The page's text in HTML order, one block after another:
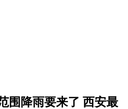
围降雨要来了 西安最